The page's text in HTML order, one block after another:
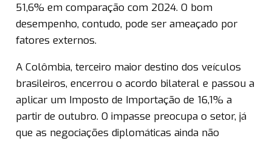
51,6% em comparação com 2024. O bom
desempenho, contudo, pode ser ameaçado por
fatores externos.
A Colômbia, terceiro maior destino dos veículos
brasileiros, encerrou o acordo bilateral e passou a
aplicar um Imposto de Importação de 16,1% a
partir de outubro. O impasse preocupa o setor, já
que as negociações diplomáticas ainda não